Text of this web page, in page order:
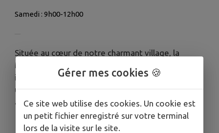
Samedi : 9h00-12h00
Située au cœur de notre charmant village, la
Mairie d'Herlies est un édifice emblématique qui
incarne l’esprit de notre communauté. Elle offre
un espace accueillant pour les services
administratifs locaux.
Gérer mes cookies 🍪
Ce site web utilise des cookies. Un cookie est
un petit fichier enregistré sur votre terminal
lors de la visite sur le site.